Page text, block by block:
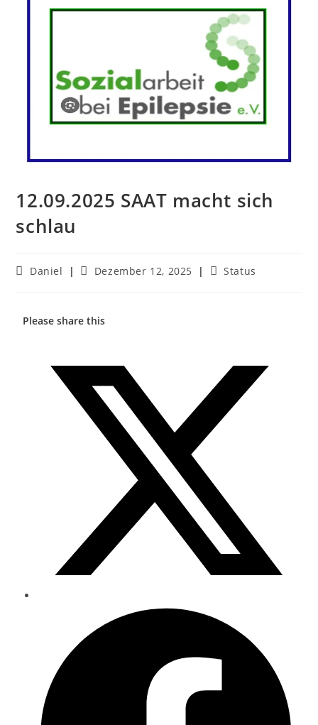
12.09.2025 SAAT macht sich
schlau
Daniel Dezember 12, 2025 Status
Please share this